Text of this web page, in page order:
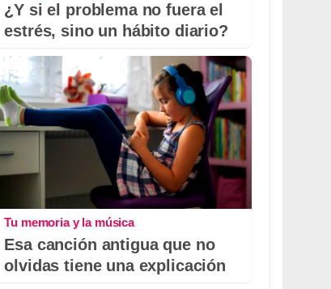
¿Y si el problema no fuera el
estrés, sino un hábito diario?
Tu memoria y la música
Esa canción antigua que no
olvidas tiene una explicación